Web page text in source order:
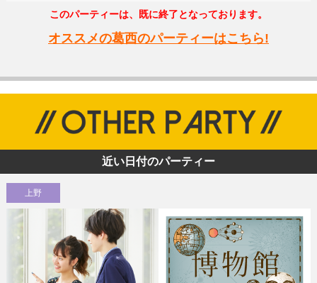
このパーティーは、既に終了となっております。
オススメの葛西のパーティーはこちら!
近い日付のパーティー
上野